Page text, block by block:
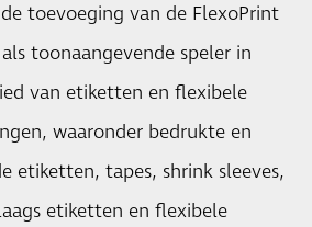
toevoeging van de FlexoPrint
toonaangevende speler in
van etiketten en flexibele
waaronder bedrukte en
etiketten, tapes, shrink sleeves,
etiketten en flexibele